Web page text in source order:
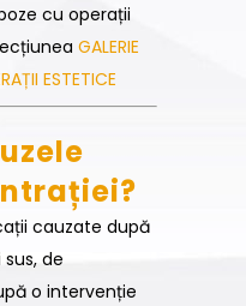
cu operații
GALERIE
ESTETICE
cauzate după
de
o intervenție